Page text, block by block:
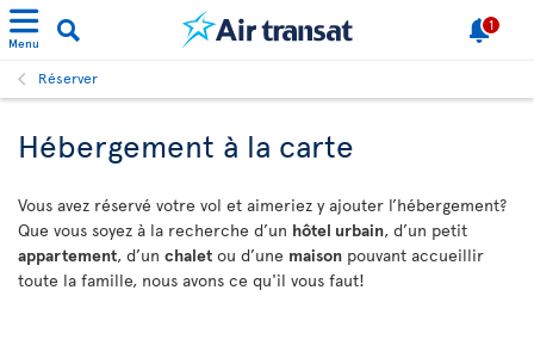
Menu
1
Réserver
Hébergement à la carte
Vous avez réservé votre vol et aimeriez y ajouter l’hébergement?
Que vous soyez à la recherche d’un hôtel urbain, d’un petit
appartement, d’un chalet ou d’une maison pouvant accueillir
toute la famille, nous avons ce qu'il vous faut!